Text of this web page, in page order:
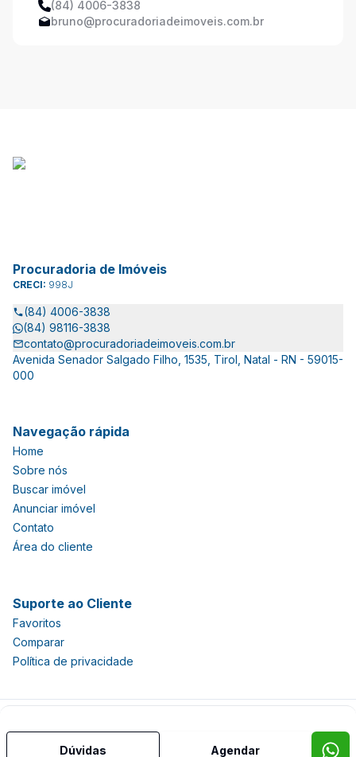
(84) 4006-3838
bruno@procuradoriadeimoveis.com.br
Dúvidas Agendar
Procuradoria de Imóveis
CRECI: 998J
(84) 4006-3838
(84) 98116-3838
contato@procuradoriadeimoveis.com.br
Avenida Senador Salgado Filho, 1535, Tirol, Natal - RN - 59015-
000
Navegação rápida
Home
Sobre nós
Buscar imóvel
Anunciar imóvel
Contato
Área do cliente
Suporte ao Cliente
Favoritos
Comparar
Política de privacidade
Selo de Tecnologia Loft